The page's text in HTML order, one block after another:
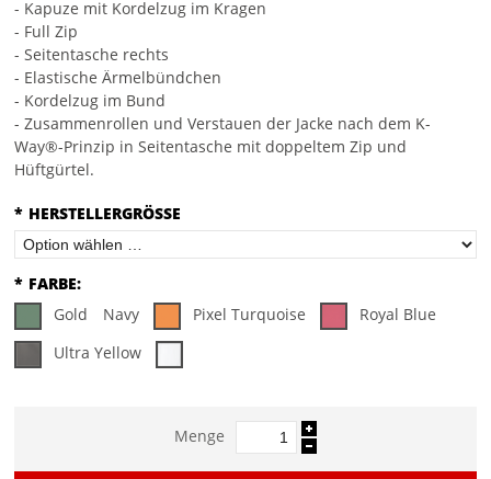
- Kapuze mit Kordelzug im Kragen
- Full Zip
- Seitentasche rechts
- Elastische Ärmelbündchen
- Kordelzug im Bund
- Zusammenrollen und Verstauen der Jacke nach dem K-
Way®-Prinzip in Seitentasche mit doppeltem Zip und
Hüftgürtel.
* HERSTELLERGRÖSSE
* FARBE:
Gold
Navy Pixel Turquoise
Royal Blue
Ultra Yellow
Menge